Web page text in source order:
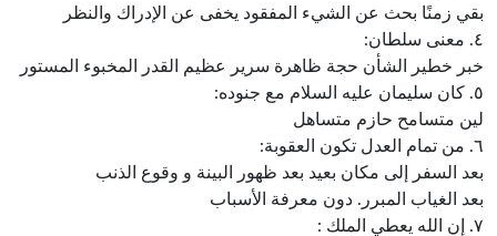
بقي زمنًا بحث عن الشيء المفقود يخفى عن الإدراك والنظر
٤. معنى سلطان:
خبر خطير الشأن حجة ظاهرة سرير عظيم القدر المخبوء المستور
٥. كان سليمان عليه السلام مع جنوده:
لين متسامح حازم متساهل
٦. من تمام العدل تكون العقوبة:
بعد السفر إلى مكان بعيد بعد ظهور البينة و وقوع الذنب
بعد الغياب المبرر. دون معرفة الأسباب
٧. إن الله يعطي الملك :